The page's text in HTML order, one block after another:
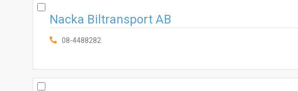
Nacka Biltransport AB
08-4488282